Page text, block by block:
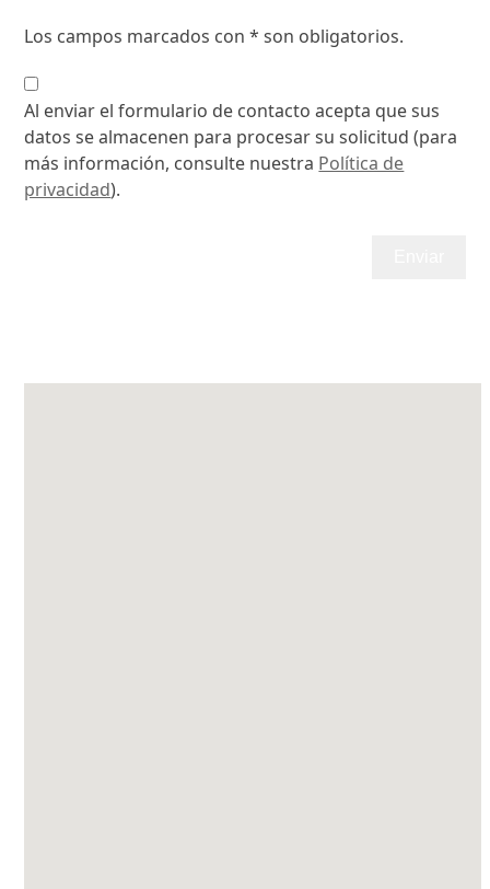
Los campos marcados con * son obligatorios.
Al enviar el formulario de contacto acepta que sus
datos se almacenen para procesar su solicitud (para
más información, consulte nuestra Política de
privacidad).